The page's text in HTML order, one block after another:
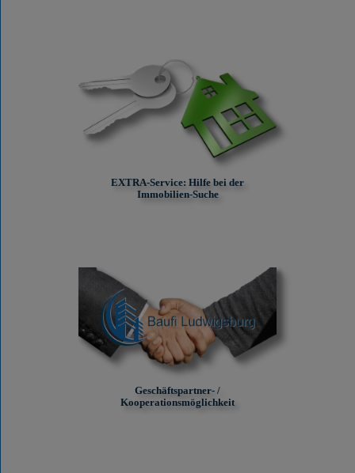
EXTRA-Service: Hilfe bei der
Immobilien-Suche
Geschäftspartner- /
Kooperationsmöglichkeit